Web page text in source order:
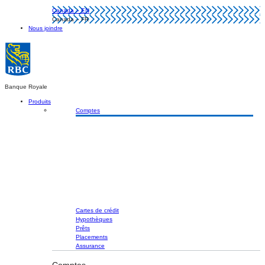
Canada – EN
Canada – FR
Nous joindre
Banque Royale
Produits
Comptes
Cartes de crédit
Hypothèques
Prêts
Placements
Assurance